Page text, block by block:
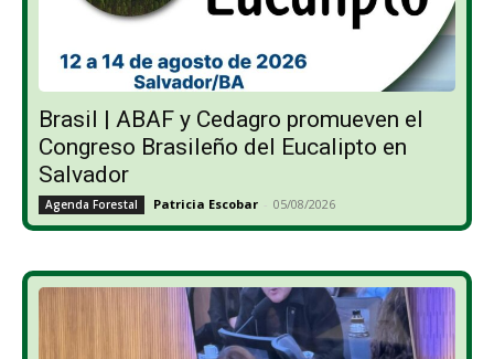
Brasil | ABAF y Cedagro promueven el
Congreso Brasileño del Eucalipto en
Salvador
Agenda Forestal Patricia Escobar - 05/08/2026